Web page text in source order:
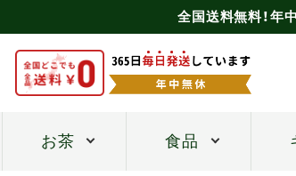
全国送料無料！年
お茶 食品